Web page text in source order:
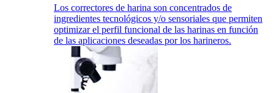
Los correctores de harina son concentrados de
ingredientes tecnológicos y/o sensoriales que permiten
optimizar el perfil funcional de las harinas en función
de las aplicaciones deseadas por los harineros.